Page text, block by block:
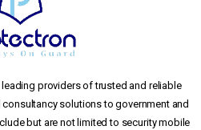
providers of trusted and reliable
solutions to government and
but are not limited to security mobile